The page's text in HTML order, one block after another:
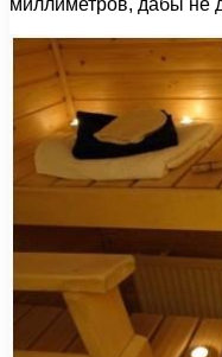
миллиметров, дабы не